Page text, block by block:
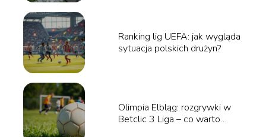
Ranking lig UEFA: jak wygląda
sytuacja polskich drużyn?
Olimpia Elbląg: rozgrywki w
Betclic 3 Liga – co warto